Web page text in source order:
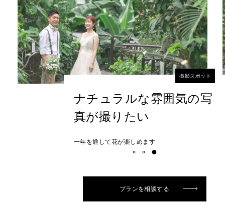
撮影スポット
ナチュラルな雰囲気の写
真が撮りたい
一年を通して花が楽しめます
プランを相談する